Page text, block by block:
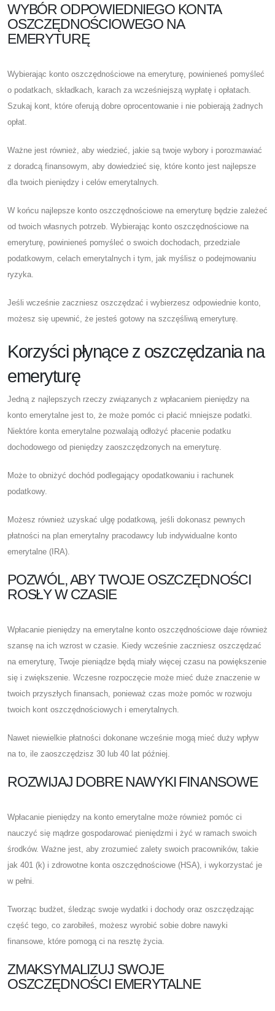
WYBÓR ODPOWIEDNIEGO KONTA
OSZCZĘDNOŚCIOWEGO NA
EMERYTURĘ
Wybierając konto oszczędnościowe na emeryturę, powinieneś pomyśleć
o podatkach, składkach, karach za wcześniejszą wypłatę i opłatach.
Szukaj kont, które oferują dobre oprocentowanie i nie pobierają żadnych
opłat.
Ważne jest również, aby wiedzieć, jakie są twoje wybory i porozmawiać
z doradcą finansowym, aby dowiedzieć się, które konto jest najlepsze
dla twoich pieniędzy i celów emerytalnych.
W końcu najlepsze konto oszczędnościowe na emeryturę będzie zależeć
od twoich własnych potrzeb. Wybierając konto oszczędnościowe na
emeryturę, powinieneś pomyśleć o swoich dochodach, przedziale
podatkowym, celach emerytalnych i tym, jak myślisz o podejmowaniu
ryzyka.
Jeśli wcześnie zaczniesz oszczędzać i wybierzesz odpowiednie konto,
możesz się upewnić, że jesteś gotowy na szczęśliwą emeryturę.
Korzyści płynące z oszczędzania na
emeryturę
Jedną z najlepszych rzeczy związanych z wpłacaniem pieniędzy na
konto emerytalne jest to, że może pomóc ci płacić mniejsze podatki.
Niektóre konta emerytalne pozwalają odłożyć płacenie podatku
dochodowego od pieniędzy zaoszczędzonych na emeryturę.
Może to obniżyć dochód podlegający opodatkowaniu i rachunek
podatkowy.
Możesz również uzyskać ulgę podatkową, jeśli dokonasz pewnych
płatności na plan emerytalny pracodawcy lub indywidualne konto
emerytalne (IRA).
POZWÓL, ABY TWOJE OSZCZĘDNOŚCI
ROSŁY W CZASIE
Wpłacanie pieniędzy na emerytalne konto oszczędnościowe daje również
szansę na ich wzrost w czasie. Kiedy wcześnie zaczniesz oszczędzać
na emeryturę, Twoje pieniądze będą miały więcej czasu na powiększenie
się i zwiększenie. Wczesne rozpoczęcie może mieć duże znaczenie w
twoich przyszłych finansach, ponieważ czas może pomóc w rozwoju
twoich kont oszczędnościowych i emerytalnych.
Nawet niewielkie płatności dokonane wcześnie mogą mieć duży wpływ
na to, ile zaoszczędzisz 30 lub 40 lat później.
ROZWIJAJ DOBRE NAWYKI FINANSOWE
Wpłacanie pieniędzy na konto emerytalne może również pomóc ci
nauczyć się mądrze gospodarować pieniędzmi i żyć w ramach swoich
środków. Ważne jest, aby zrozumieć zalety swoich pracowników, takie
jak 401 (k) i zdrowotne konta oszczędnościowe (HSA), i wykorzystać je
w pełni.
Tworząc budżet, śledząc swoje wydatki i dochody oraz oszczędzając
część tego, co zarobiłeś, możesz wyrobić sobie dobre nawyki
finansowe, które pomogą ci na resztę życia.
ZMAKSYMALIZUJ SWOJE
OSZCZĘDNOŚCI EMERYTALNE